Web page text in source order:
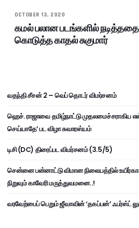
OCTOBER 13, 2020
கமல் பலான படங்களில் நடித்ததை
கொடுத்த காதல் சுகுமார்
வதந்தி சீசன் 2 – வெப் தொடர் விமர்சனம்
ஹெச். ராஜாவை தமிழ்நாட்டு முதலமைச்சராகிய
செய்யாதே’ பட விழா சுவாரஸ்யம்
டிசி (DC) திரைப்பட விமர்சனம் (3.5/5)
சென்னை பன்னாட்டு விமான நிலையத்தில்
நிறுவும் காவேரி மருத்துவமனை..!
வரவேற்பைப் பெறும் ஜீவாவின் ‘தகப்பன்’ ஃபர்ஸ்ட்